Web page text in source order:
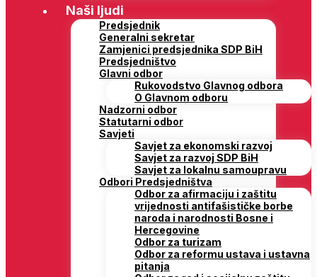
Naši ljudi
Predsjednik
Generalni sekretar
Zamjenici predsjednika SDP BiH
Predsjedništvo
Glavni odbor
Rukovodstvo Glavnog odbora
O Glavnom odboru
Nadzorni odbor
Statutarni odbor
Savjeti
Savjet za ekonomski razvoj
Savjet za razvoj SDP BiH
Savjet za lokalnu samoupravu
Odbori Predsjedništva
Odbor za afirmaciju i zaštitu
vrijednosti antifašističke borbe
naroda i narodnosti Bosne i
Hercegovine
Odbor za turizam
Odbor za reformu ustava i ustavna
pitanja